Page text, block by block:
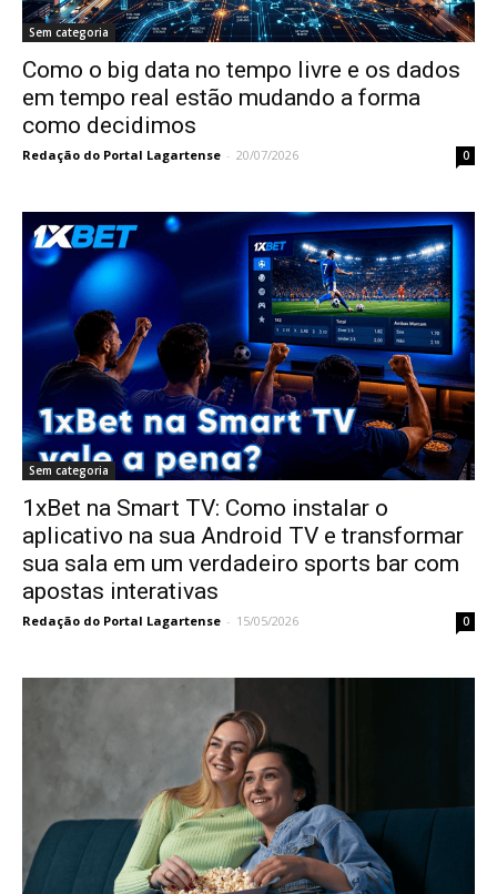
Sem categoria
Como o big data no tempo livre e os dados
em tempo real estão mudando a forma
como decidimos
Redação do Portal Lagartense - 20/07/2026 0
Sem categoria
1xBet na Smart TV: Como instalar o
aplicativo na sua Android TV e transformar
sua sala em um verdadeiro sports bar com
apostas interativas
Redação do Portal Lagartense - 15/05/2026 0